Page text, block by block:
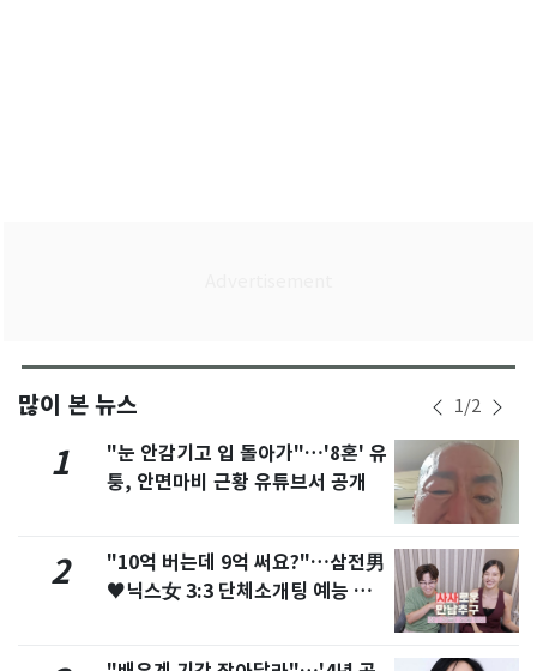
많이 본 뉴스 1/2
1
"눈 안감기고 입 돌아가"…'8혼' 유
퉁, 안면마비 근황 유튜브서 공개
2
"10억 버는데 9억 써요?"…삼전男
♥닉스女 3:3 단체소개팅 예능 화